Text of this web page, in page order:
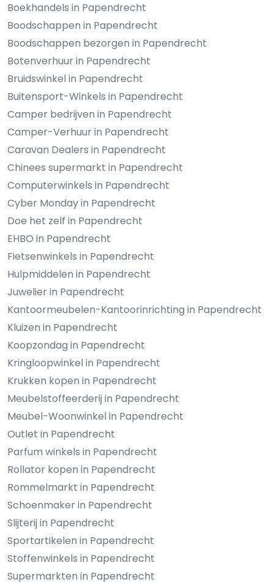
Boekhandels in Papendrecht
Boodschappen in Papendrecht
Boodschappen bezorgen in Papendrecht
Botenverhuur in Papendrecht
Bruidswinkel in Papendrecht
Buitensport-Winkels in Papendrecht
Camper bedrijven in Papendrecht
Camper-Verhuur in Papendrecht
Caravan Dealers in Papendrecht
Chinees supermarkt in Papendrecht
Computerwinkels in Papendrecht
Cyber Monday in Papendrecht
Doe het zelf in Papendrecht
EHBO in Papendrecht
Fietsenwinkels in Papendrecht
Hulpmiddelen in Papendrecht
Juwelier in Papendrecht
Kantoormeubelen-Kantoorinrichting in Papendrecht
Kluizen in Papendrecht
Koopzondag in Papendrecht
Kringloopwinkel in Papendrecht
Krukken kopen in Papendrecht
Meubelstoffeerderij in Papendrecht
Meubel-Woonwinkel in Papendrecht
Outlet in Papendrecht
Parfum winkels in Papendrecht
Rollator kopen in Papendrecht
Rommelmarkt in Papendrecht
Schoenmaker in Papendrecht
Slijterij in Papendrecht
Sportartikelen in Papendrecht
Stoffenwinkels in Papendrecht
Supermarkten in Papendrecht